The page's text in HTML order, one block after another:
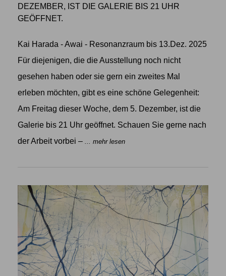
DEZEMBER, IST DIE GALERIE BIS 21 UHR
GEÖFFNET.
Kai Harada - Awai - Resonanzraum bis 13.Dez. 2025
Für diejenigen, die die Ausstellung noch nicht
gesehen haben oder sie gern ein zweites Mal
erleben möchten, gibt es eine schöne Gelegenheit:
Am Freitag dieser Woche, dem 5. Dezember, ist die
Galerie bis 21 Uhr geöffnet. Schauen Sie gerne nach
der Arbeit vorbei – ... mehr lesen